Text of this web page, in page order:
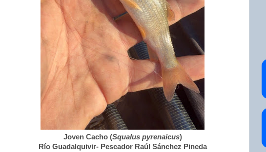
Joven Cacho (Squalus pyrenaicus)
Río Guadalquivir- Pescador Raúl Sánchez Pineda